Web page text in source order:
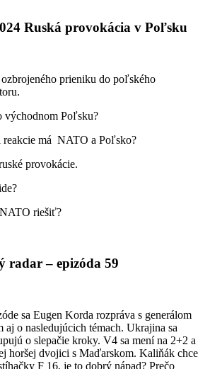
Ruská provokácia v Poľsku
prieniku do poľského
východnom Poľsku?
reakcie má NATO a Poľsko?
provokácie.
riešiť?
radar – epizóda 59
sa Eugen Korda rozpráva s generálom
aj o nasledujúcich témach. Ukrajina sa
o slepačie kroky. V4 sa mení na 2+2 a
horšej dvojici s Maďarskom. Kaliňák chce
F 16, je to dobrý nápad? Prečo